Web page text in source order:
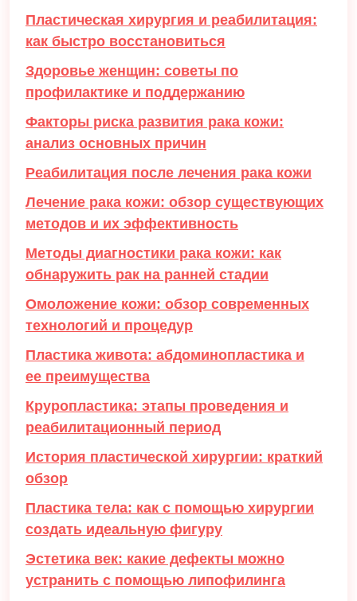
Пластическая хирургия и реабилитация:
как быстро восстановиться
Здоровье женщин: советы по
профилактике и поддержанию
Факторы риска развития рака кожи:
анализ основных причин
Реабилитация после лечения рака кожи
Лечение рака кожи: обзор существующих
методов и их эффективность
Методы диагностики рака кожи: как
обнаружить рак на ранней стадии
Омоложение кожи: обзор современных
технологий и процедур
Пластика живота: абдоминопластика и
ее преимущества
Круропластика: этапы проведения и
реабилитационный период
История пластической хирургии: краткий
обзор
Пластика тела: как с помощью хирургии
создать идеальную фигуру
Эстетика век: какие дефекты можно
устранить с помощью липофилинга